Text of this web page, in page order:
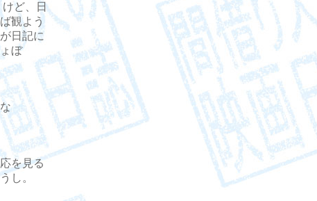
けど、日
観よう
日記に
ぼ
を見る
し。